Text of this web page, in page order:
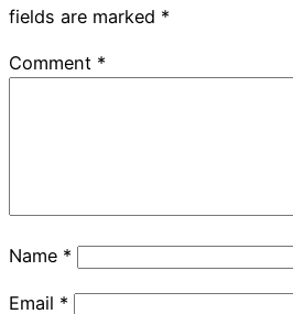
fields are marked *
Comment *
Name *
Email *